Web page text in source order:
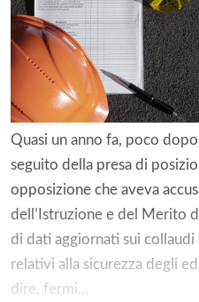
Quasi un anno fa, poco
seguito della presa di
opposizione che aveva
dell’Istruzione e del Merito
di dati aggiornati sui
relativi alla sicurezza degli
dire, fermi...